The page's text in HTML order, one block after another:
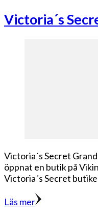
Victoria´s
Victoria´s Secret
öppnat en butik på
Victoria´s Secret
Läs mer